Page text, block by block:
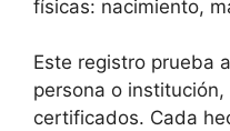
físicas: nacimiento,
Este registro prueba
persona o
certificados. Cada